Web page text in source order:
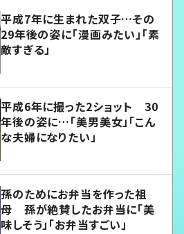
平成7年に生まれた双子…その
29年後の姿に「漫画みたい」「素
敵すぎる」
平成6年に撮った2ショット 30
年後の姿に…「美男美女」「こん
な夫婦になりたい」
孫のためにお弁当を作った祖
母 孫が絶賛したお弁当に「美
味しそう」「お弁当すごい」